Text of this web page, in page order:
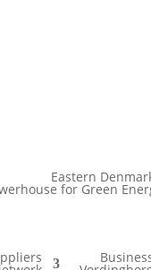
Eastern
for Green